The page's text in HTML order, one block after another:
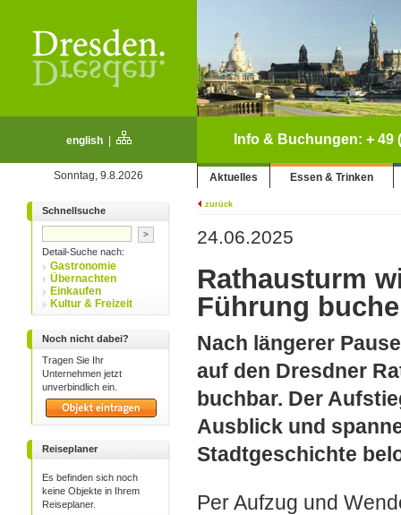
english| Info & Buchungen: + 49
Sonntag, 9.8.2026 Aktuelles Essen & Trinken
Schnellsuche
Detail-Suche nach:
Gastronomie
Übernachten
Einkaufen
Kultur & Freizeit
Noch nicht dabei?
Tragen Sie Ihr
Unternehmen jetzt
unverbindlich ein.
Reiseplaner
Es befinden sich noch
keine Objekte in Ihrem
Reiseplaner.
zurück
24.06.2025
Rathausturm
Führung
Nach längerer
auf den Dresdner
buchbar. Der
Ausblick und
Stadtgeschichte
Per Aufzug und